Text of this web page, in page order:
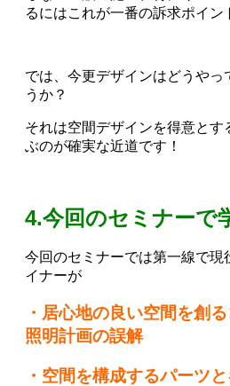
るにはこれが一番の訴求ポイン
では、今更デザインはどうやっ
うか？
それは空間デザインを得意とす
ぶのが確実な近道です！
4.今回のセミナーで
今回のセミナーでは第一線で現
イナーが
・居心地の良い空間を創
照明計画の誤解
・空間を構成するパーツ